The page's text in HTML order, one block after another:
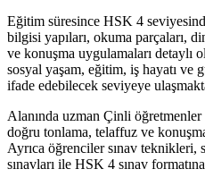
Eğitim süresince HSK 4
bilgisi yapıları, okuma parçaları,
ve konuşma uygulamaları detaylı
sosyal yaşam, eğitim, iş hayatı ve
ifade edebilecek seviyeye
Alanında uzman Çinli
doğru tonlama, telaffuz ve
Ayrıca öğrenciler sınav teknikleri,
sınavları ile HSK 4 sınav